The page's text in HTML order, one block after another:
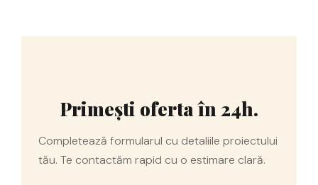
Primești oferta în 24h.
Completează formularul cu detaliile proiectului
tău. Te contactăm rapid cu o estimare clară.